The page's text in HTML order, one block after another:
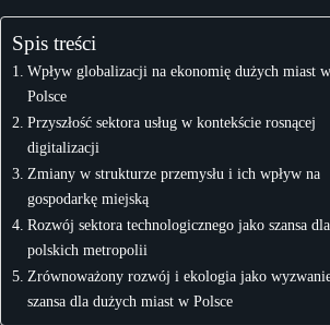
Spis treści
Wpływ globalizacji na ekonomię dużych miast w
Polsce
Przyszłość sektora usług w kontekście rosnącej
digitalizacji
Zmiany w strukturze przemysłu i ich wpływ na
gospodarkę miejską
Rozwój sektora technologicznego jako szansa dla
polskich metropolii
Zrównoważony rozwój i ekologia jako
szansa dla dużych miast w Polsce